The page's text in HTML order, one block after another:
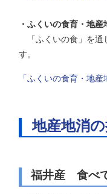
・ふくいの食育・地
「ふくいの食」を通
す。
「ふくいの食育・地産
地産地消
福井産 食べ